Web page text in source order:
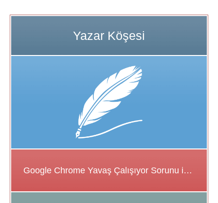
Google Chrome Yavaş Çalışıyor Sorunu için Çözüm Önerileri